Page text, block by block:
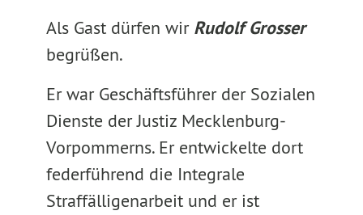
Als Gast dürfen wir Rudolf Grosser
begrüßen.
Er war Geschäftsführer der Sozialen
Dienste der Justiz Mecklenburg-
Vorpommerns. Er entwickelte dort
federführend die Integrale
Straffälligenarbeit und er ist